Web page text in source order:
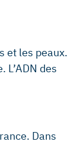
et les peaux.
des
Dans